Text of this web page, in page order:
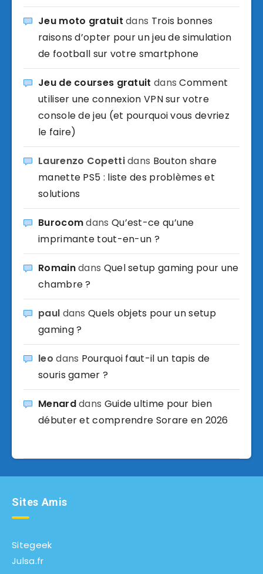
Jeu moto gratuit dans Trois bonnes
raisons d’opter pour un jeu de simulation
de football sur votre smartphone
Jeu de courses gratuit dansComment
utiliser une connexion VPN sur votre
console de jeu (et pourquoi vous devriez
le faire)
Laurenzo Copettidans Bouton share
manette PS5 : liste des problèmes et
solutions
Burocomdans Qu’est-ce qu’une
imprimante tout-en-un ?
Romaindans Quel setup gaming pour une
chambre ?
paul dansQuels objets pour un setup
gaming ?
leo dans Pourquoi faut-il un tapis de
souris gamer ?
Menarddans Guide ultime pour bien
débuter et comprendre Sorare en 2026
Sites Amis
Sitegeek
Julsa.fr